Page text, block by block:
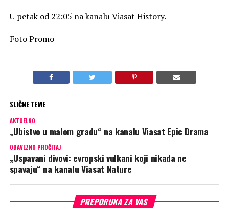
U petak od 22:05 na kanalu Viasat History.
Foto Promo
SLIČNE TEME
AKTUELNO
„Ubistvo u malom gradu“ na kanalu Viasat Epic Drama
OBAVEZNO PROČITAJ
„Uspavani divovi: evropski vulkani koji nikada ne
spavaju“ na kanalu Viasat Nature
PREPORUKA ZA VAS